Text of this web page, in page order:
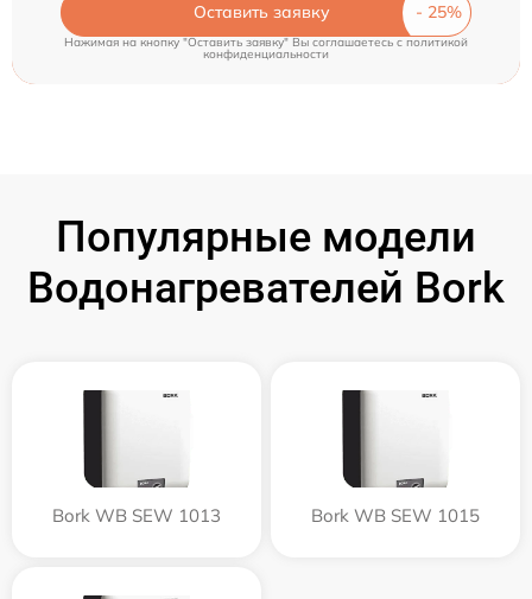
Оставить заявку
Нажимая на кнопку "Оставить заявку" Вы соглашаетесь cполитикой
конфиденциальности
Популярные модели
Водонагревателей Bork
Bork WB SEW 1013 Bork WB SEW 1015